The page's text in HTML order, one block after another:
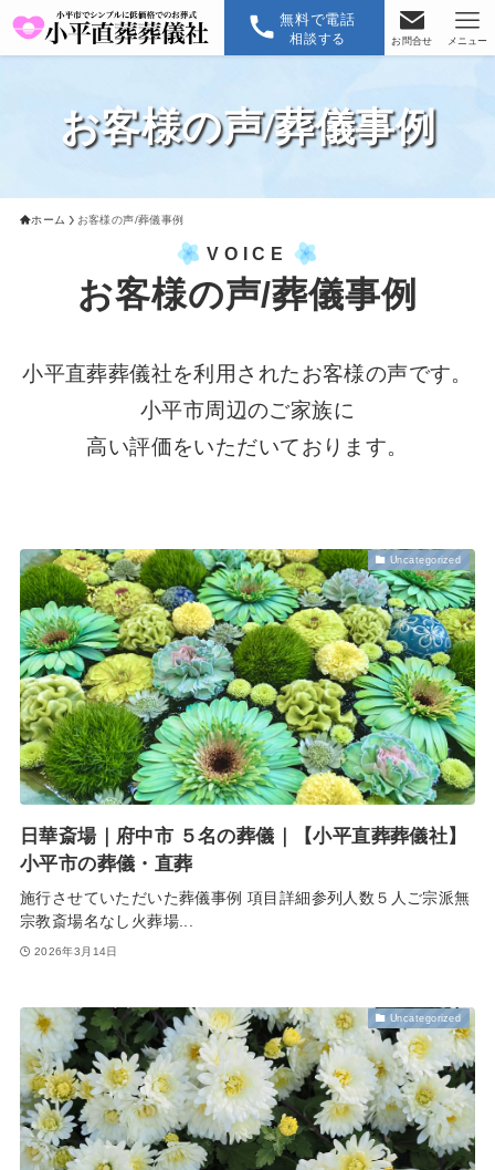
無料で電話
相談する お問合せ メニュー
お客様の声/葬儀事例
ホーム お客様の声/葬儀事例
VOICE
お客様の声/葬儀事例
小平直葬葬儀社を利用されたお客様の声です。
小平市周辺のご家族に
高い評価をいただいております。
Uncategorized
日華斎場｜府中市 ５名の葬儀｜【小平直葬葬儀社】
小平市の葬儀・直葬
施行させていただいた葬儀事例 項目詳細参列人数５人ご宗派無
宗教斎場名なし火葬場...
2026年3月14日
Uncategorized